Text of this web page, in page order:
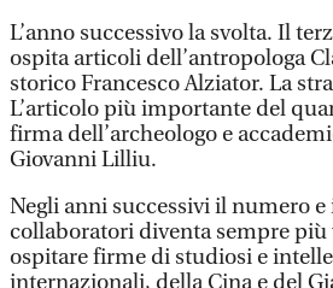
L’anno successivo la svolta. Il
ospita articoli dell’antropologa
storico Francesco Alziator. La
L’articolo più importante del
firma dell’archeologo e
Giovanni Lilliu.
Negli anni successivi il numero
collaboratori diventa sempre più
ospitare firme di studiosi e
internazionali, della Cina e del